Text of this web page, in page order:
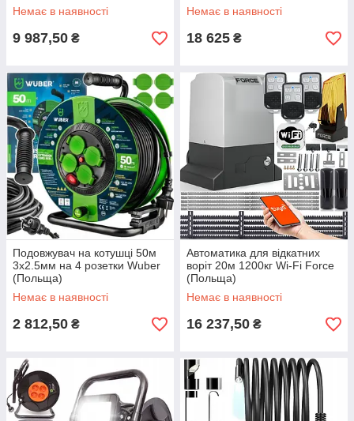
Немає в наявності
9 987,50 ₴
Немає в наявності
18 625 ₴
Подовжувач на котушці 50м
3x2.5мм на 4 розетки Wuber
(Польща)
Немає в наявності
2 812,50 ₴
Автоматика для відкатних
воріт 20м 1200кг Wi-Fi Force
(Польща)
Немає в наявності
16 237,50 ₴